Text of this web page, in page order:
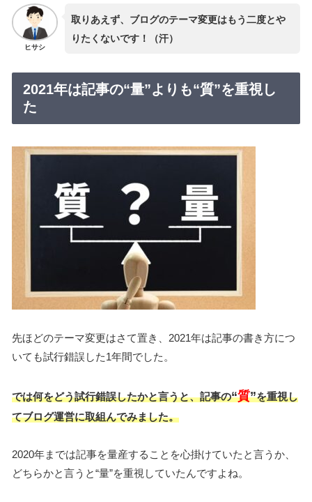
ヒサシ
取りあえず、ブログのテーマ変更はもう二度とや
りたくないです！（汗）
2021年は記事の“量”よりも“質”を重視し
た
先ほどのテーマ変更はさて置き、2021年は記事の書き方につ
いても試行錯誤した1年間でした。
では何をどう試行錯誤したかと言うと、記事の“質”を重視し
てブログ運営に取組んでみました。
2020年までは記事を量産することを心掛けていたと言うか、
どちらかと言うと“量”を重視していたんですよね。